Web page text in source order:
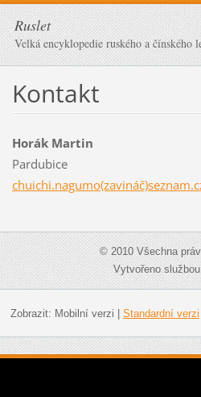
Ruslet
Velká encyklopedie ruského a čínského
Kontakt
Horák Martin
Pardubice
© 2010 Všechna
Vytvořeno
Zobrazit: Mobilní verzi Standardní verzi